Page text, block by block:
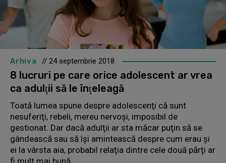
Arhiva // 24 septembrie 2018
8 lucruri pe care orice adolescent ar vrea
ca adulţii să le înţeleagă
Toată lumea spune despre adolescenţi că sunt
nesuferiţi, rebeli, mereu nervoşi, imposibil de
gestionat. Dar dacă adulţii ar sta măcar puţin să se
gândească sau să îşi amintească despre cum erau şi
ei la vârsta aia, probabil relaţia dintre cele două părţi ar